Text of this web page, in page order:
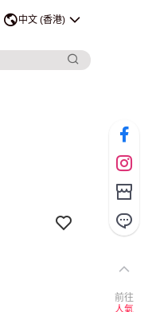
中文 (香港)
前往
人氣